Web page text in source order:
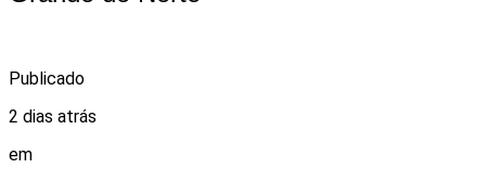
Publicado
2 dias atrás
em